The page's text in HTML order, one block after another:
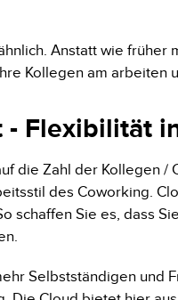
Anstatt wie
Kollegen am
- Flexibilität
die Zahl der Kollegen
des Coworking.
schaffen Sie es, dass
Selbstständigen